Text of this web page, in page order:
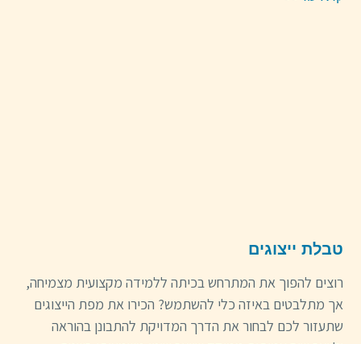
טבלת ייצוגים
רוצים להפוך את המתרחש בכיתה ללמידה מקצועית מצמיחה,
אך מתלבטים באיזה כלי להשתמש? הכירו את מפת הייצוגים
שתעזור לכם לבחור את הדרך המדויקת להתבונן בהוראה